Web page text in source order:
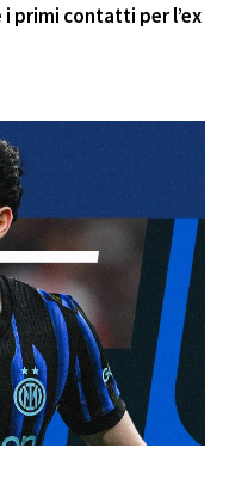
primi contatti per l’ex